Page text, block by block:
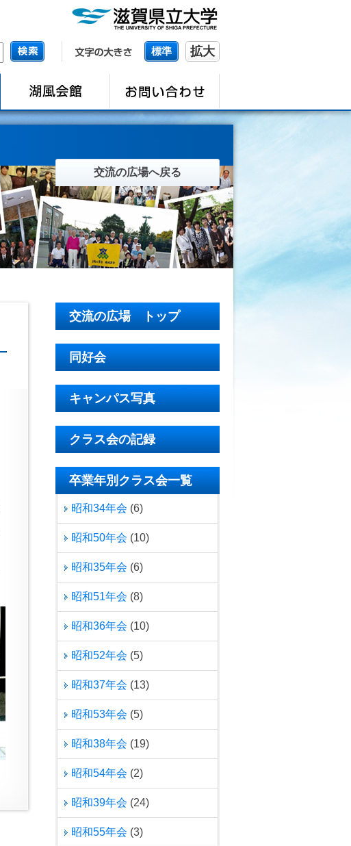
標準 拡大
交流の広場へ戻る
交流の広場 トップ
同好会
キャンパス写真
クラス会の記録
卒業年別クラス会一覧
昭和34年会 (6)
昭和50年会 (10)
昭和35年会 (6)
昭和51年会 (8)
昭和36年会 (10)
昭和52年会 (5)
昭和37年会 (13)
昭和53年会 (5)
昭和38年会 (19)
昭和54年会 (2)
昭和39年会 (24)
昭和55年会 (3)